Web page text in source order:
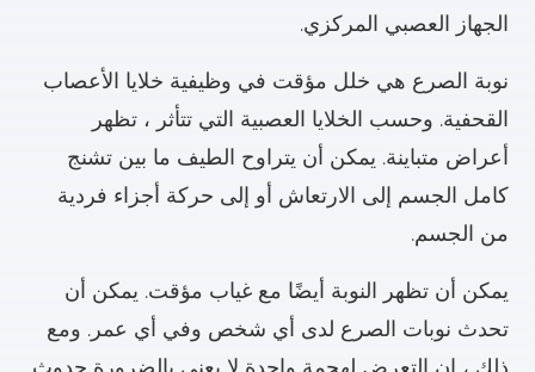
الجهاز العصبي المركزي.
نوبة الصرع هي خلل مؤقت في وظيفية خلايا الأعصاب
القحفية. وحسب الخلايا العصبية التي تتأثر ، تظهر
أعراض متباينة. يمكن أن يتراوح الطيف ما بين تشنج
كامل الجسم إلى الارتعاش أو إلى حركة أجزاء فردية
من الجسم.
يمكن أن تظهر النوبة أيضًا مع غياب مؤقت. يمكن أن
تحدث نوبات الصرع لدى أي شخص وفي أي عمر. ومع